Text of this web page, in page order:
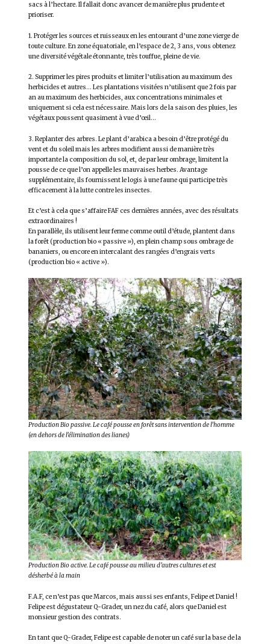
sacs à l’hectare. Il fallait donc avancer de manière plus prudente et
prioriser.
1. Protéger les sources et ruisseaux en les entourant d’une zone vierge de
toute culture. En zone équatoriale, en l’espace de 2, 3 ans, vous obtenez
une diversité végétale étonnante, très touffue, pleine de vie.
2. Supprimer les pires produits et limiter l’utilisation au maximum des
herbicides et autres… Les plantations visitées n’utilisent que 2 fois par
an au maximum des herbicides, aux concentrations minimales et
uniquement si cela est nécessaire. Mais lors de la saison des pluies, les
végétaux poussent quasiment à vue d’œil…
3. Replanter des arbres. Le plant d’arabica a besoin d’être protégé du
vent et du soleil mais les arbres modifient aussi de manière très
importante la composition du sol, et, de par leur ombrage, limitent la
pousse de ce que l’on appelle les mauvaises herbes. Avantage
supplémentaire, ils fournissent le logis à une faune qui participe très
efficacement à la lutte contre les insectes.
Et c’est à cela que s’affaire FAF ces dernières années, avec des résultats
extraordinaires !
En parallèle, ils utilisent leur ferme comme outil d’étude, plantent dans
la forêt (production bio « passive »), en plein champ sous ombrage de
bananiers, ou encore en intercalant des rangées d’engrais verts
(production bio « active »).
Production Bio passive. Le café pousse en forêt sans intervention de l’homme
(en dehors de l’élimination des lianes)
Production Bio active. Le café pousse au milieu d’autres cultures et est
désherbé à la main
F.A.F, ce n’est pas que Marcos, mais aussi ses enfants, Felipe et Daniel !
Felipe est dégustateur Q-Grader, un nez du café, alors que Daniel est
monsieur gestion des contrats.
En tant que Q-Grader, Felipe est capable de noter un café sur la base de la